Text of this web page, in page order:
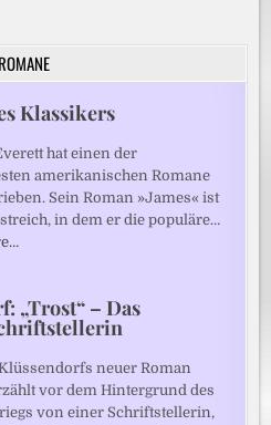
ROMANE
Klassikers
hat einen der
amerikanischen Romane
Sein Roman »James« ist
in dem er die populäre…
„Trost“ – Das
neuer Roman
vor dem Hintergrund des
von einer Schriftstellerin,